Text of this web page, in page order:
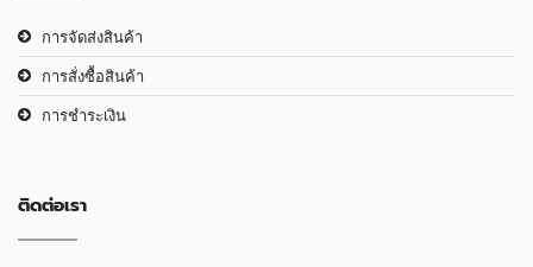
การจัดส่งสินค้า
การสั่งซื้อสินค้า
การชำระเงิน
ติดต่อเรา